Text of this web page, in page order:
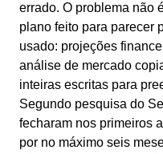
errado. O problema não
plano feito para parecer
usado: projeções
análise de mercado
inteiras escritas para
Segundo pesquisa do
fecharam nos primeiros
por no máximo seis